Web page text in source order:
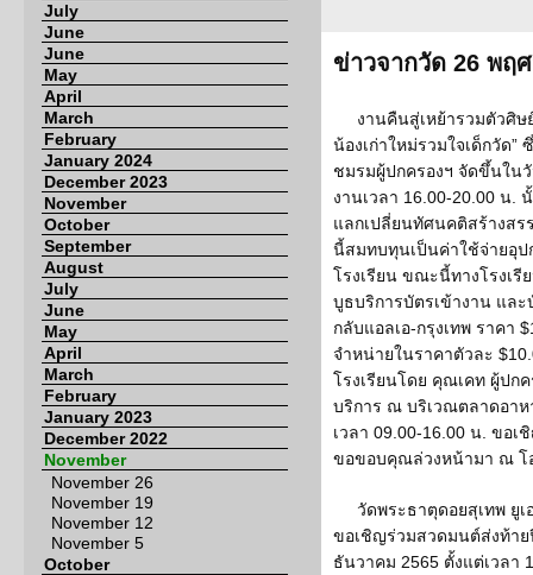
July
June
June
May
April
March
February
January 2024
December 2023
November
October
September
August
July
June
May
April
March
February
January 2023
December 2022
November
November 26
November 19
November 12
November 5
October
ข่าวจากวัด 26 พฤ
งานคืนสู่เหย้ารวมตัวศิษ
น้องเก่าใหม่รวมใจเด็กวัด”
ชมรมผู้ปกครองฯ จัดขึ้นใน
งานเวลา 16.00-20.00 น.
แลกเปลี่ยนทัศนคติสร้างสร
นี้สมทบทุนเป็นค่าใช้จ่ายอุป
โรงเรียน ขณะนี้ทางโรงเรี
บูธบริการบัตรเข้างาน และ
กลับแอลเอ-กรุงเทพ ราคา
จำหน่ายในราคาตัวละ
โรงเรียนโดย คุณเคท ผู้ปก
บริการ ณ บริเวณตลาดอา
เวลา 09.00-16.00 น. ขอ
ขอขอบคุณล่วงหน้ามา ณ โ
วัดพระธาตุดอยสุเทพ ยู
ขอเชิญร่วมสวดมนต์ส่งท้าย
ธันวาคม 2565 ตั้งแต่เวลา